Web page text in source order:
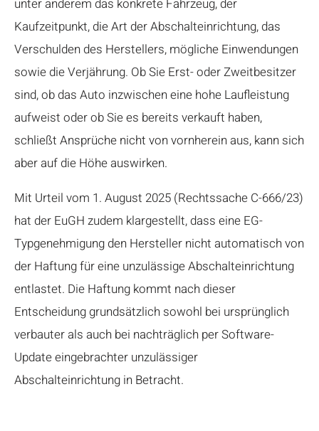
unter anderem das konkrete Fahrzeug, der
Kaufzeitpunkt, die Art der Abschalteinrichtung, das
Verschulden des Herstellers, mögliche Einwendungen
sowie die Verjährung. Ob Sie Erst- oder Zweitbesitzer
sind, ob das Auto inzwischen eine hohe Laufleistung
aufweist oder ob Sie es bereits verkauft haben,
schließt Ansprüche nicht von vornherein aus, kann sich
aber auf die Höhe auswirken.
Mit Urteil vom 1. August 2025 (Rechtssache C-666/23)
hat der EuGH zudem klargestellt, dass eine EG-
Typgenehmigung den Hersteller nicht automatisch von
der Haftung für eine unzulässige Abschalteinrichtung
entlastet. Die Haftung kommt nach dieser
Entscheidung grundsätzlich sowohl bei ursprünglich
verbauter als auch bei nachträglich per Software-
Update eingebrachter unzulässiger
Abschalteinrichtung in Betracht.